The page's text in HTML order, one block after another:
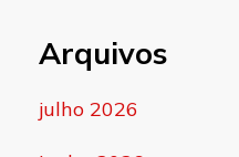
Arquivos
julho 2026